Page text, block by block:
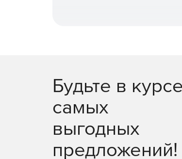
Предварительное тестирование
Резервное копирование и
Будьте в курсе
самых
выгодных
предложений!